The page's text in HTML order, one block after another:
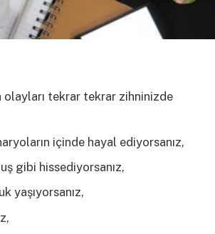
olayları tekrar tekrar zihninizde
içinde hayal ediyorsanız,
gibi hissediyorsanız,
yaşıyorsanız,